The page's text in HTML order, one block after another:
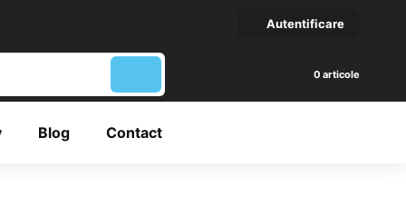
Autentificare
articole
Blog Contact